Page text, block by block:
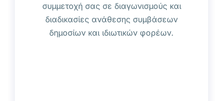
συμμετοχή σας σε διαγωνισμούς και
διαδικασίες ανάθεσης συμβάσεων
δημοσίων και ιδιωτικών φορέων.